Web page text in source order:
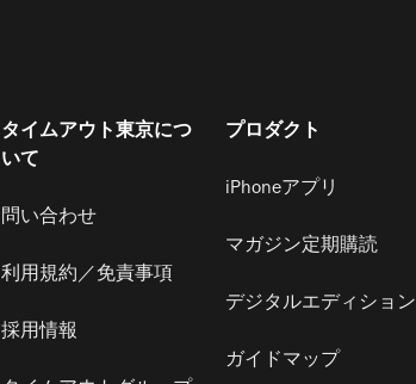
タイムアウト東京につ
いて
問い合わせ
利用規約／免責事項
採用情報
プロダクト
iPhoneアプリ
マガジン定期購読
デジタルエディション
ガイドマップ